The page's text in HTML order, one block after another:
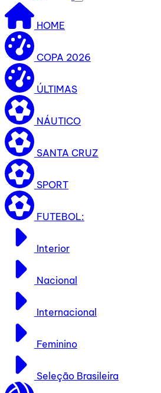
HOME
COPA 2026
ÚLTIMAS
NÁUTICO
SANTA CRUZ
SPORT
FUTEBOL:
Interior
Nacional
Internacional
Feminino
Seleção Brasileira